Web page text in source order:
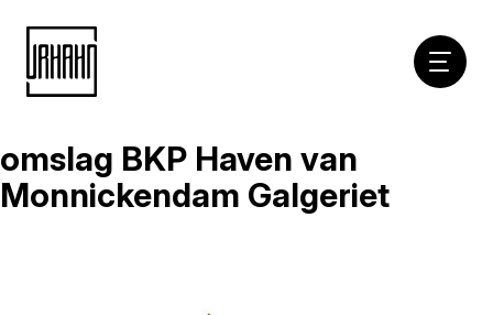
Naar
inhoud
omslag BKP Haven van
Monnickendam Galgeriet